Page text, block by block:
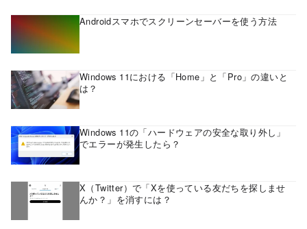
Androidスマホでスクリーンセーバーを使う方法
Windows 11における「Home」と「Pro」の違いと
は？
Windows 11の「ハードウェアの安全な取り外し」
でエラーが発生したら？
X（Twitter）で「Xを使っている友だちを探しませ
んか？」を消すには？